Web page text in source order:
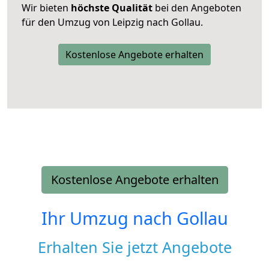
Wir bieten höchste Qualität bei den Angeboten
für den Umzug von Leipzig nach Gollau.
Kostenlose Angebote erhalten
Kostenlose Angebote erhalten
Ihr Umzug nach Gollau
Erhalten Sie jetzt Angebote